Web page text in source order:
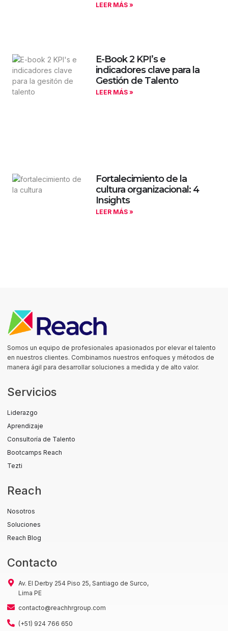
LEER MÁS »
E-Book 2 KPI’s e
indicadores clave para la
Gestión de Talento
LEER MÁS »
Fortalecimiento de la
cultura organizacional: 4
Insights
LEER MÁS »
Somos un equipo de profesionales apasionados por elevar el talento
en nuestros clientes. Combinamos nuestros enfoques y métodos de
manera ágil para desarrollar soluciones a medida y de alto valor.
Servicios
Liderazgo
Aprendizaje
Consultoría de Talento
Bootcamps Reach
Tezti
Reach
Nosotros
Soluciones
Reach Blog
Contacto
Av. El Derby 254 Piso 25, Santiago de Surco,
Lima PE
contacto@reachhrgroup.com
(+51) 924 766 650